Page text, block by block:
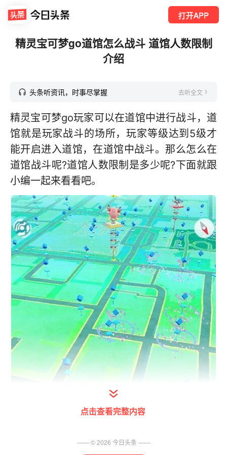
打开APP
精灵宝可梦go道馆怎么战斗 道馆人数限制
介绍
头条听资讯，时事尽掌握 去听全文
精灵宝可梦go玩家可以在道馆中进行战斗，道
馆就是玩家战斗的场所，玩家等级达到5级才
能开启进入道馆，在道馆中战斗。那么怎么在
道馆战斗呢?道馆人数限制是多少呢?下面就跟
小编一起来看看吧。
点击查看完整内容
—— ©2026 今日头条 ——